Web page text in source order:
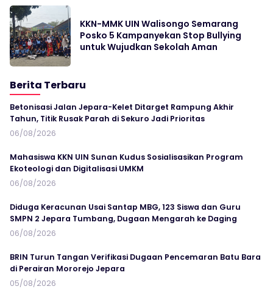
KKN-MMK UIN Walisongo Semarang
Posko 5 Kampanyekan Stop Bullying
untuk Wujudkan Sekolah Aman
Berita Terbaru
Betonisasi Jalan Jepara-Kelet Ditarget Rampung Akhir
Tahun, Titik Rusak Parah di Sekuro Jadi Prioritas
06/08/2026
Mahasiswa KKN UIN Sunan Kudus Sosialisasikan Program
Ekoteologi dan Digitalisasi UMKM
06/08/2026
Diduga Keracunan Usai Santap MBG, 123 Siswa dan Guru
SMPN 2 Jepara Tumbang, Dugaan Mengarah ke Daging
06/08/2026
BRIN Turun Tangan Verifikasi Dugaan Pencemaran Batu Bara
di Perairan Mororejo Jepara
05/08/2026